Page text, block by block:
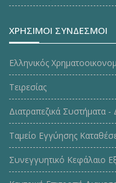
ΧΡΗΣΙΜΟΙ ΣΥΝΔΕΣΜΟΙ
Ελληνικός
Τειρεσίας
Διατραπεζικά Συστήματα -
Ταμείο Εγγύησης
Συνεγγυητικό Κεφάλαιο